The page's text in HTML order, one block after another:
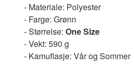
- Materiale: Polyester
- Farge: Grønn
- Størrelse: One Size
- Vekt: 590 g
- Kamuflasje: Vår og Sommer